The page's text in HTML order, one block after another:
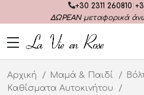
+30 2311 260810
ΔΩΡΕΑΝμεταφορικά
Αρχική Μαμά & Παιδί
Καθίσματα Αυτοκινήτου